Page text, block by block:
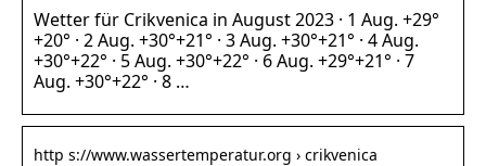
Wetter für Crikvenica in August 2023 · 1 Aug. +29°
+20° · 2 Aug. +30°+21° · 3 Aug. +30°+21° · 4 Aug.
+30°+22° · 5 Aug. +30°+22° · 6 Aug. +29°+21° · 7
Aug. +30°+22° · 8 …
http s://www.wassertemperatur.org › crikvenica